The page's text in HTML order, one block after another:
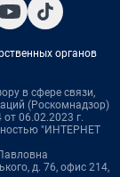
органов
в сфере связи,
(Роскомнадзор)
06.02.2023 г.
"ИНТЕРНЕТ
д. 76, офис 214,